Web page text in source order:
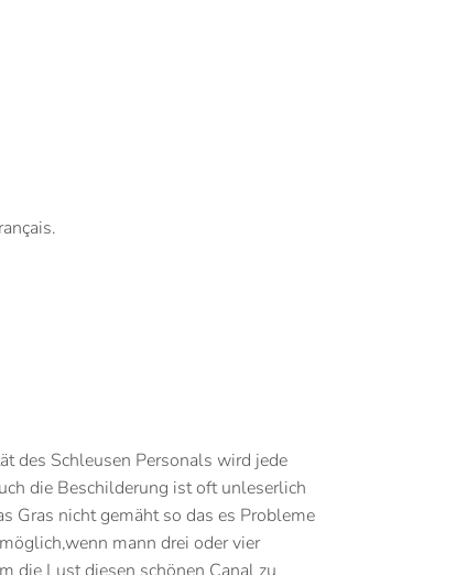
des Schleusen Personals wird jede
die Beschilderung ist oft unleserlich
Gras nicht gemäht so das es Probleme
mann drei oder vier